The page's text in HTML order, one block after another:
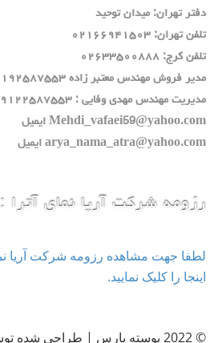
دفتر تهران: ميدان توحيد
تلفن تهران: ٠٢١٦٦٩٤١٥٠٣
تلفن كرج: ٠٢٦٣٣٥٠٠٨٨٨
مدير فروش مهندس معتبر زاده ٠٩١٩٢٥٨٧٥٥٣
مديريت مهندس مهدي وفايي : ٠٩١٢٢٥٨٧٥٥٣
Mehdi_vafaei59@yahoo.com ايميل
arya_nama_atra@yahoo.com ايميل
رزومه شرکت آریا نمای آترا :
اینجا را کلیک نمایید.
© 2022 پوسته پارس | طراحی شده توسط